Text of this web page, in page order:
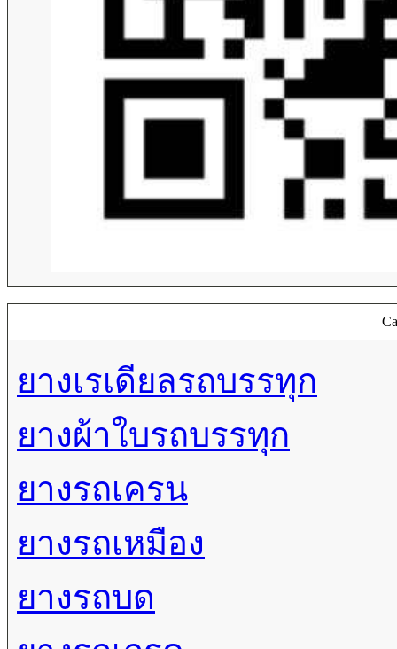
ยางเรเดียลรถบรรทุก
ยางผ้าใบรถบรรทุก
ยางรถเครน
ยางรถเหมือง
ยางรถบด